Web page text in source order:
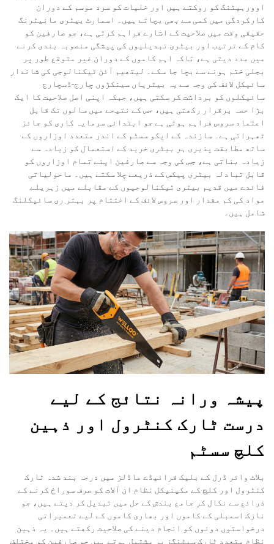
اوورہیٹنگ کو روکتے ہیں اور خلیات کو سرد موسم کے دوران
کارکردگی میں کمی سے بھی بچاتے ہیں۔ اسمارٹ بیٹری مانیٹرنگ
حقیقی وقت میں صلاحیت کے اشارے فراہم کرتی ہے، جو صارفین کو
کام کے ترتیب اور بیٹری تبدیلیوں کی پیشگی منصوبہ بندی کرنے
میں مدد دیتی ہے، تاکہ اہم کاموں کے دوران غیر متوقع طور پر
بجلی ختم ہونے سے بچا جا سکے۔ لیتھیم آئن ٹیکنالوجی کی شاندار
سائیکل لائف کی وجہ سے یہ بیٹریاں سینکڑوں چارج-ڈسچارج
سائیکلوں کو برداشت کر سکتی ہیں، جبکہ اپنی اصل صلاحیت کا ایک
بڑا حصہ برقرار رکھتی ہیں، جس کے نتیجے میں سالوں تک قابل
اعتماد سروس فراہم ہوتی ہے جو ابتدائی سرمایہ کاری کو جائز
ٹھہراتی ہے۔ سازندہ کے ایکو سسٹم کے اندر متعدد اوزاروں کے
ساتھ مطابقت پذیری ہر بیٹری خرید کے استعمال کو زیادہ سے
زیادہ بناتی ہے، جس کی وجہ سے صارفین اپنے تمام اوزاروں کو
قابل تبادلہ بیٹری پیکس کے ذریعے چلا سکتے ہیں۔ ماحولیاتی
فائدے میں قدیم بیٹری ٹیکنالوجیوں کے مقابلے میں زہریلے
مواد کی کم مقدار اور سروس لائف کے اختتام پر بہتر ری سائیکلنگ
شامل ہیں۔
پیشہ ورانہ نتائج کے لیے
درست ٹارک کنٹرول اور ذہین
کلچ سسٹم
بلاٹ وائر ڈرل کے بلیک فرائیڈے ماڈلز میں درجہ بند شدہ ٹارک
کنٹرول اور کلچ کے مکینیکل نظام ان آلات کو صرف سوراخ کرنے کے
ذرائع سے نکال کر جامع بندش کے حل میں تبدیل کر دیتے ہیں، جو
نازک اسمبلی کے کاموں اور بھاری کاموں کے لیے تعمیراتی
درخواستوں دونوں کو انجام دینے کی صلاحیت رکھتے ہیں۔ یہ ذہین
نظام متعدد ٹارک سیٹنگز پر مشتمل ہوتے ہیں جو صارفین کو مختلف